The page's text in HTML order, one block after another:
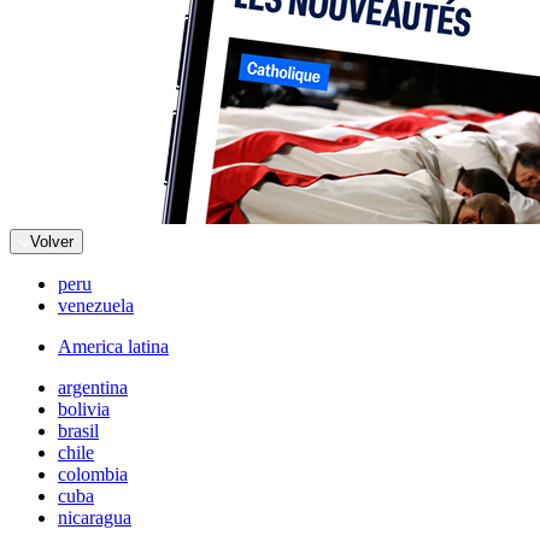
Volver
peru
venezuela
America latina
argentina
bolivia
brasil
chile
colombia
cuba
nicaragua